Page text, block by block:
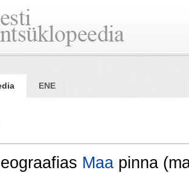
ENE
Maa pinna